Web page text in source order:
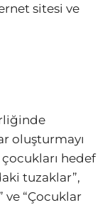
sitesi ve
oluşturmayı
hedef
tuzaklar”,
ve “Çocuklar